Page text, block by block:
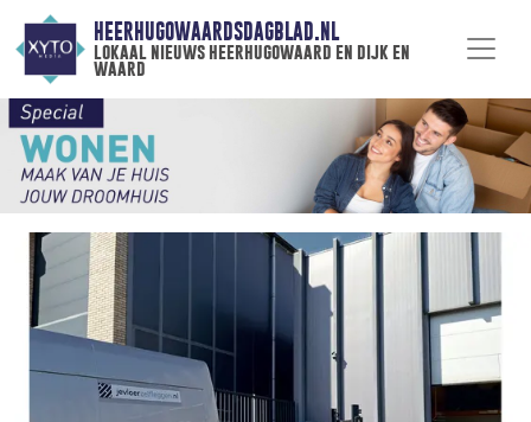
HEERHUGOWAARDSDAGBLAD.NL
lokaal nieuws heerhugowaard en dijk en
waard